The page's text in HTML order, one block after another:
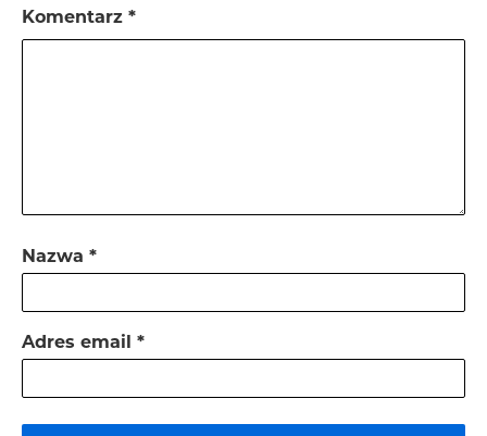
Komentarz *
Nazwa *
Adres email *